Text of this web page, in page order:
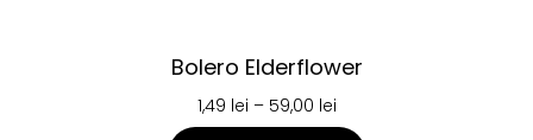
Bolero Elderflower
1,49 lei – 59,00 lei